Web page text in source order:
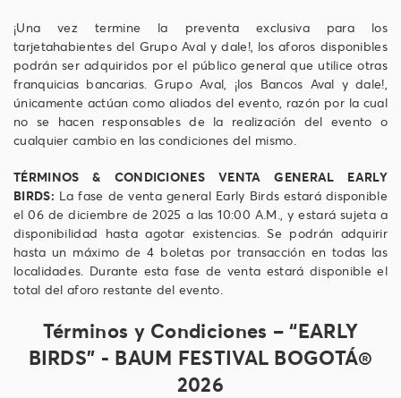
¡Una vez termine la preventa exclusiva para los
tarjetahabientes del Grupo Aval y dale!, los aforos disponibles
podrán ser adquiridos por el público general que utilice otras
franquicias bancarias. Grupo Aval, ¡los Bancos Aval y dale!,
únicamente actúan como aliados del evento, razón por la cual
no se hacen responsables de la realización del evento o
cualquier cambio en las condiciones del mismo.
TÉRMINOS & CONDICIONES VENTA GENERAL EARLY
BIRDS: La fase de venta general Early Birds estará disponible
el 06 de diciembre de 2025 a las 10:00 A.M., y estará sujeta a
disponibilidad hasta agotar existencias. Se podrán adquirir
hasta un máximo de 4 boletas por transacción en todas las
localidades. Durante esta fase de venta estará disponible el
total del aforo restante del evento.
Términos y Condiciones – “EARLY
BIRDS” - BAUM FESTIVAL BOGOTÁ®
2026